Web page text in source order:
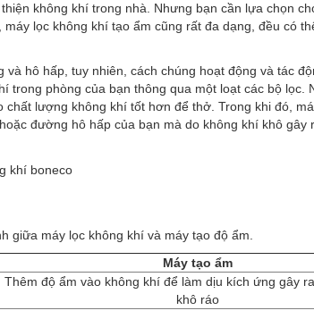
không khí trong nhà. Nhưng bạn cần lựa chọn
lọc không khí tạo ẩm cũng rất đa dạng, đều có
hô hấp, tuy nhiên, cách chúng hoạt động và tác
trong phòng của bạn thông qua một loạt các bộ lọc.
lượng không khí tốt hơn để thở. Trong khi đó,
đường hô hấp của bạn mà do không khí khô gây
giữa máy lọc không khí và máy tạo độ ẩm.
Máy tạo ẩm
Thêm độ ẩm vào không khí để làm dịu kích ứng gây
khô ráo